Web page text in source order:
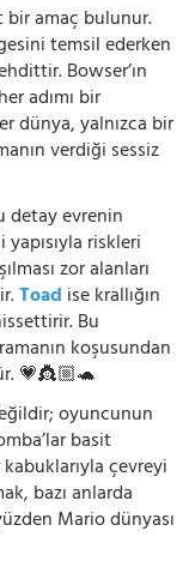
amaç bulunur.
temsil ederken
Bowser’ın
adımı bir
dünya, yalnızca bir
verdiği sessiz
detay evrenin
riskleri
zor alanları
Toad ise krallığın
Bu
koşusundan
💗👸🏼🐢
oyuncunun
basit
çevreyi
bazı anlarda
Mario dünyası